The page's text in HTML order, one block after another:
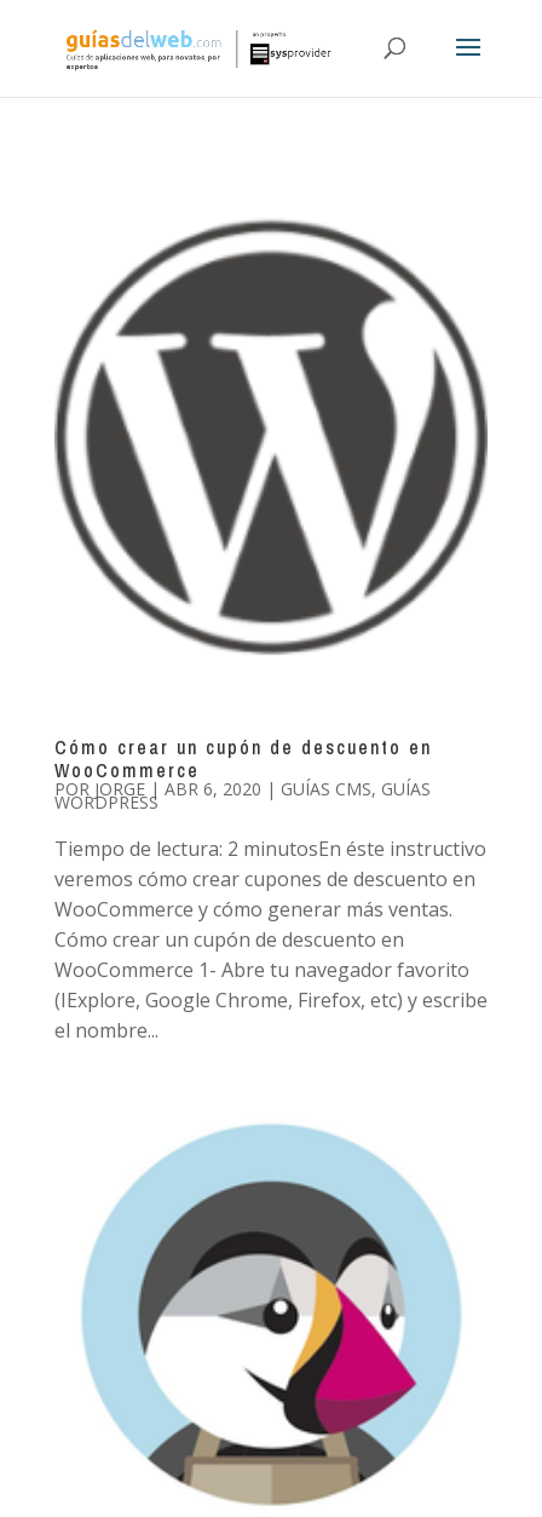
Cómo crear un cupón de descuento en
WooCommerce
POR JORGE| ABR 6, 2020 | GUÍAS CMS, GUÍAS
WORDPRESS
Tiempo de lectura: 2 minutosEn éste instructivo
veremos cómo crear cupones de descuento en
WooCommerce y cómo generar más ventas.
Cómo crear un cupón de descuento en
WooCommerce 1- Abre tu navegador favorito
(IExplore, Google Chrome, Firefox, etc) y escribe
el nombre...